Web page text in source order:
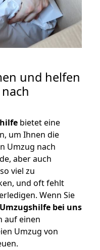
und helfen
bietet eine
um Ihnen die
Umzug nach
aber auch
viel zu
und oft fehlt
Wenn Sie
bei uns
auf einen
Umzug von